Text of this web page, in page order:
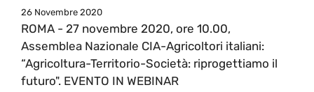
26 Novembre 2020
ROMA - 27 novembre 2020, ore 10.00,
Assemblea Nazionale CIA-Agricoltori italiani:
“Agricoltura-Territorio-Società: riprogettiamo il
futuro". EVENTO IN WEBINAR